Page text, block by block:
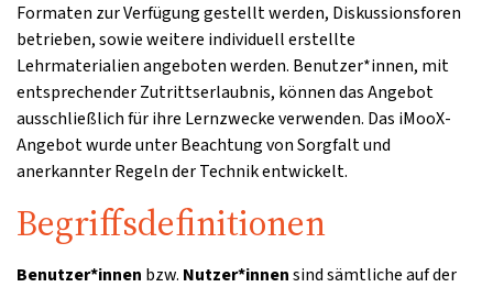
Formaten zur Verfügung gestellt werden, Diskussionsforen
betrieben, sowie weitere individuell erstellte
Lehrmaterialien angeboten werden. Benutzer*innen, mit
entsprechender Zutrittserlaubnis, können das Angebot
ausschließlich für ihre Lernzwecke verwenden. Das iMooX-
Angebot wurde unter Beachtung von Sorgfalt und
anerkannter Regeln der Technik entwickelt.
Begriffsdefinitionen
Benutzer*innen bzw. Nutzer*innensind sämtliche auf der